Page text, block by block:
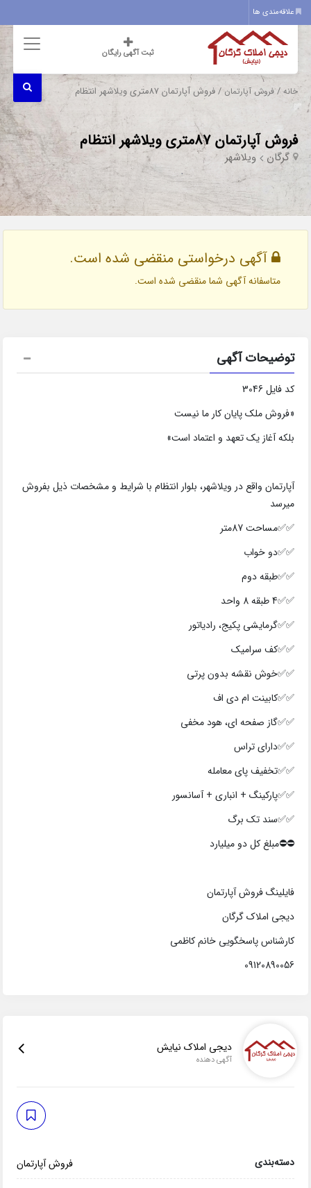
علاقه‌مندی ها
ثبت آگهی رایگان
خانه /فروش آپارتمان / فروش آپارتمان 87متری ویلاشهر انتظام
فروش آپارتمان 87متری ویلاشهر انتظام
گرگان ویلاشهر
آگهی درخواستی منقضی شده است.
متاسفانه آگهی شما منقضی شده است.
توضیحات آگهی
کد فایل 3046
«فروش ملک پایان کار ما نیست
بلکه آغاز یک تعهد و اعتماد است»
آپارتمان واقع در ویلاشهر، بلوار انتظام با شرایط و مشخصات ذیل بفروش
میرسد
✅✅مساحت 87متر
✅✅دو خواب
✅✅طبقه دوم
✅✅4 طبقه 8 واحد
✅✅گرمایشی پکیج، رادیاتور
✅✅کف سرامیک
✅✅خوش نقشه بدون پرتی
✅✅کابینت ام دی اف
✅✅گاز صفحه ای، هود مخفی
✅✅دارای تراس
✅✅تخفیف پای معامله
✅✅پارکینگ + انباری + آسانسور
✅✅سند تک برگ
⛔⛔️مبلغ کل دو میلیارد
فایلینگ فروش آپارتمان
دیجی املاک گرگان
کارشناس پاسخگویی خانم کاظمی
09120890056
دیجی املاک نیایش
آگهی دهنده
دسته‌بندی فروش آپارتمان